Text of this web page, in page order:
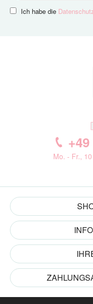
Ich habe die
Mo. - Fr.,